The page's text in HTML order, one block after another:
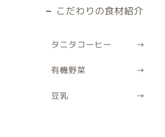
こだわりの食材紹介
タニタコーヒー
有機野菜
豆乳